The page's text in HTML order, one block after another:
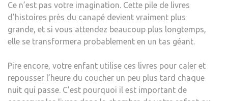
Ce n’est pas votre imagination. Cette pile de livres
d’histoires près du canapé devient vraiment plus
grande, et si vous attendez beaucoup plus longtemps,
elle se transformera probablement en un tas géant.
Pire encore, votre enfant utilise ces livres pour caler et
repousser l’heure du coucher un peu plus tard chaque
nuit qui passe. C’est pourquoi il est important de